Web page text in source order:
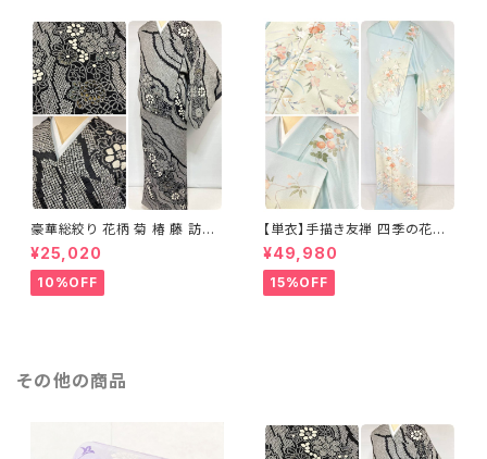
豪華総絞り 花柄 菊 椿 藤 訪問
着 鹿の子絞り ラメ 正絹 黒 白
グレー 1435
¥25,020
10%OFF
【単衣】手描き友禅 四季の花々
正絹 訪問着 水色 黄緑 白 パス
テルカラー 1431
¥49,980
15%OFF
その他の商品